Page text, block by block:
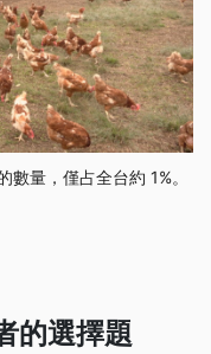
量，僅占全台約 1%。
的選擇題